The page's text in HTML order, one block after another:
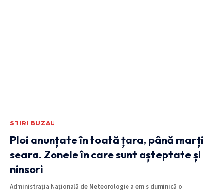
STIRI BUZAU
Ploi anunțate în toată țara, până marți
seara. Zonele în care sunt așteptate și
ninsori
Administrația Națională de Meteorologie a emis duminică o